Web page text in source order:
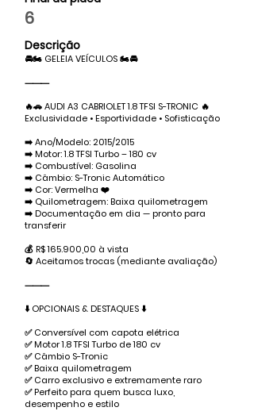
6
Descrição
🚘🏍️ GELEIA VEÍCULOS 🏍️🚘
⸻
🔥🚗 AUDI A3 CABRIOLET 1.8 TFSI S-TRONIC 🔥
Exclusividade • Esportividade • Sofisticação
➡️ Ano/Modelo: 2015/2015
➡️ Motor: 1.8 TFSI Turbo – 180 cv
➡️ Combustível: Gasolina
➡️ Câmbio: S-Tronic Automático
➡️ Cor: Vermelha ❤️
➡️ Quilometragem: Baixa quilometragem
➡️ Documentação em dia — pronto para
transferir
💰 R$ 165.900,00 à vista
🔄 Aceitamos trocas (mediante avaliação)
⸻
⬇️ OPCIONAIS & DESTAQUES ⬇️
✅ Conversível com capota elétrica
✅ Motor 1.8 TFSI Turbo de 180 cv
✅ Câmbio S-Tronic
✅ Baixa quilometragem
✅ Carro exclusivo e extremamente raro
✅ Perfeito para quem busca luxo,
desempenho e estilo